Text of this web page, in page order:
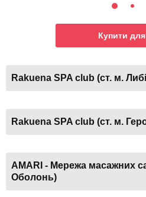
Купити
Rakuena SPA club (ст. м.
Rakuena SPA club (ст. м.
AMARI - Мережа масажних
Оболонь)